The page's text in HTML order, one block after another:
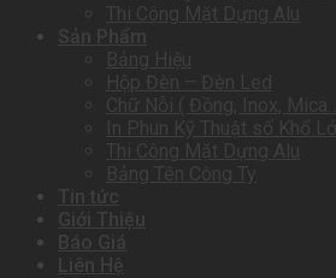
Thi Công Mặt Dựng Alu
Sản Phẩm
Bảng Hiệu
Hộp Đèn – Đèn Led
Chữ Nỗi ( Đồng, Inox, Mica…)
Thi Công Mặt Dựng Alu
Bảng Tên Công Ty
Tin tức
Giới Thiệu
Báo Giá
Liên Hệ